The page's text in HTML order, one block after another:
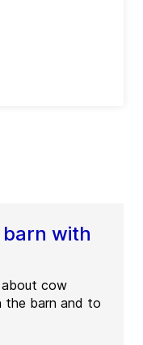
with
cow
the barn and to